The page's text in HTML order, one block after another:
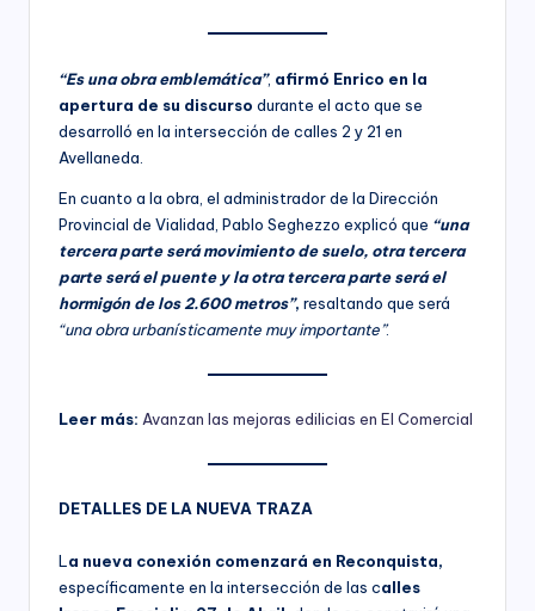
“Es una obra emblemática”, afirmó Enrico en la
apertura de su discurso durante el acto que se
desarrolló en la intersección de calles 2 y 21 en
Avellaneda.
En cuanto a la obra, el administrador de la Dirección
Provincial de Vialidad, Pablo Seghezzo explicó que “una
tercera parte será movimiento de suelo, otra tercera
parte será el puente y la otra tercera parte será el
hormigón de los 2.600 metros”, resaltando que será
“una obra urbanísticamente muy importante”.
Leer más: Avanzan las mejoras edilicias en El Comercial
DETALLES DE LA NUEVA TRAZA
La nueva conexión comenzará en Reconquista,
específicamente en la intersección de las calles